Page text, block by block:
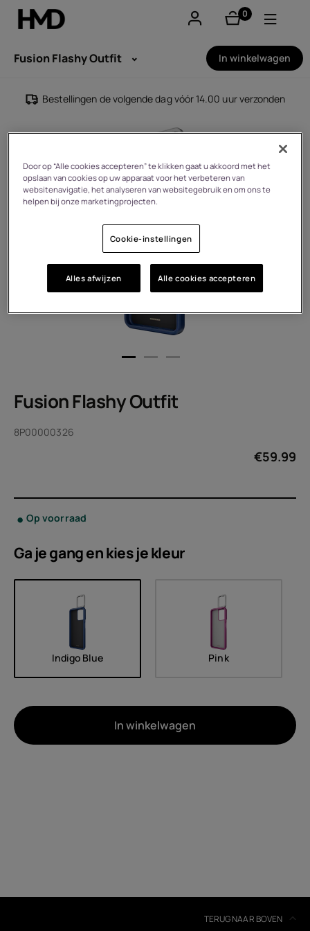
0
product(en)
Smartphones
Feature phones
Accessoires
Aanbiedingen
Fusion Flashy Outfit In winkelwagen
Bestellingen de volgende dag vóór 14.00 uur verzonden
Fusion Flashy Outfit
8P00000326
€59.99
Op voorraad
Ga je gang en kies jekleur
Indigo Blue Pink
In winkelwagen
TERUG NAAR BOVEN
Door op “Alle cookies accepteren” te klikken gaat u akkoord met het
opslaan van cookies op uw apparaat voor het verbeteren van
websitenavigatie, het analyseren van websitegebruik en om ons te
helpen bij onze marketingprojecten.
Cookie-instellingen
Alles afwijzen Alle cookies accepteren